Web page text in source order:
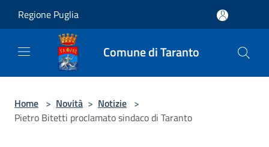
Regione Puglia
Comune di Taranto
Home > Novità > Notizie >
Pietro Bitetti proclamato sindaco di Taranto